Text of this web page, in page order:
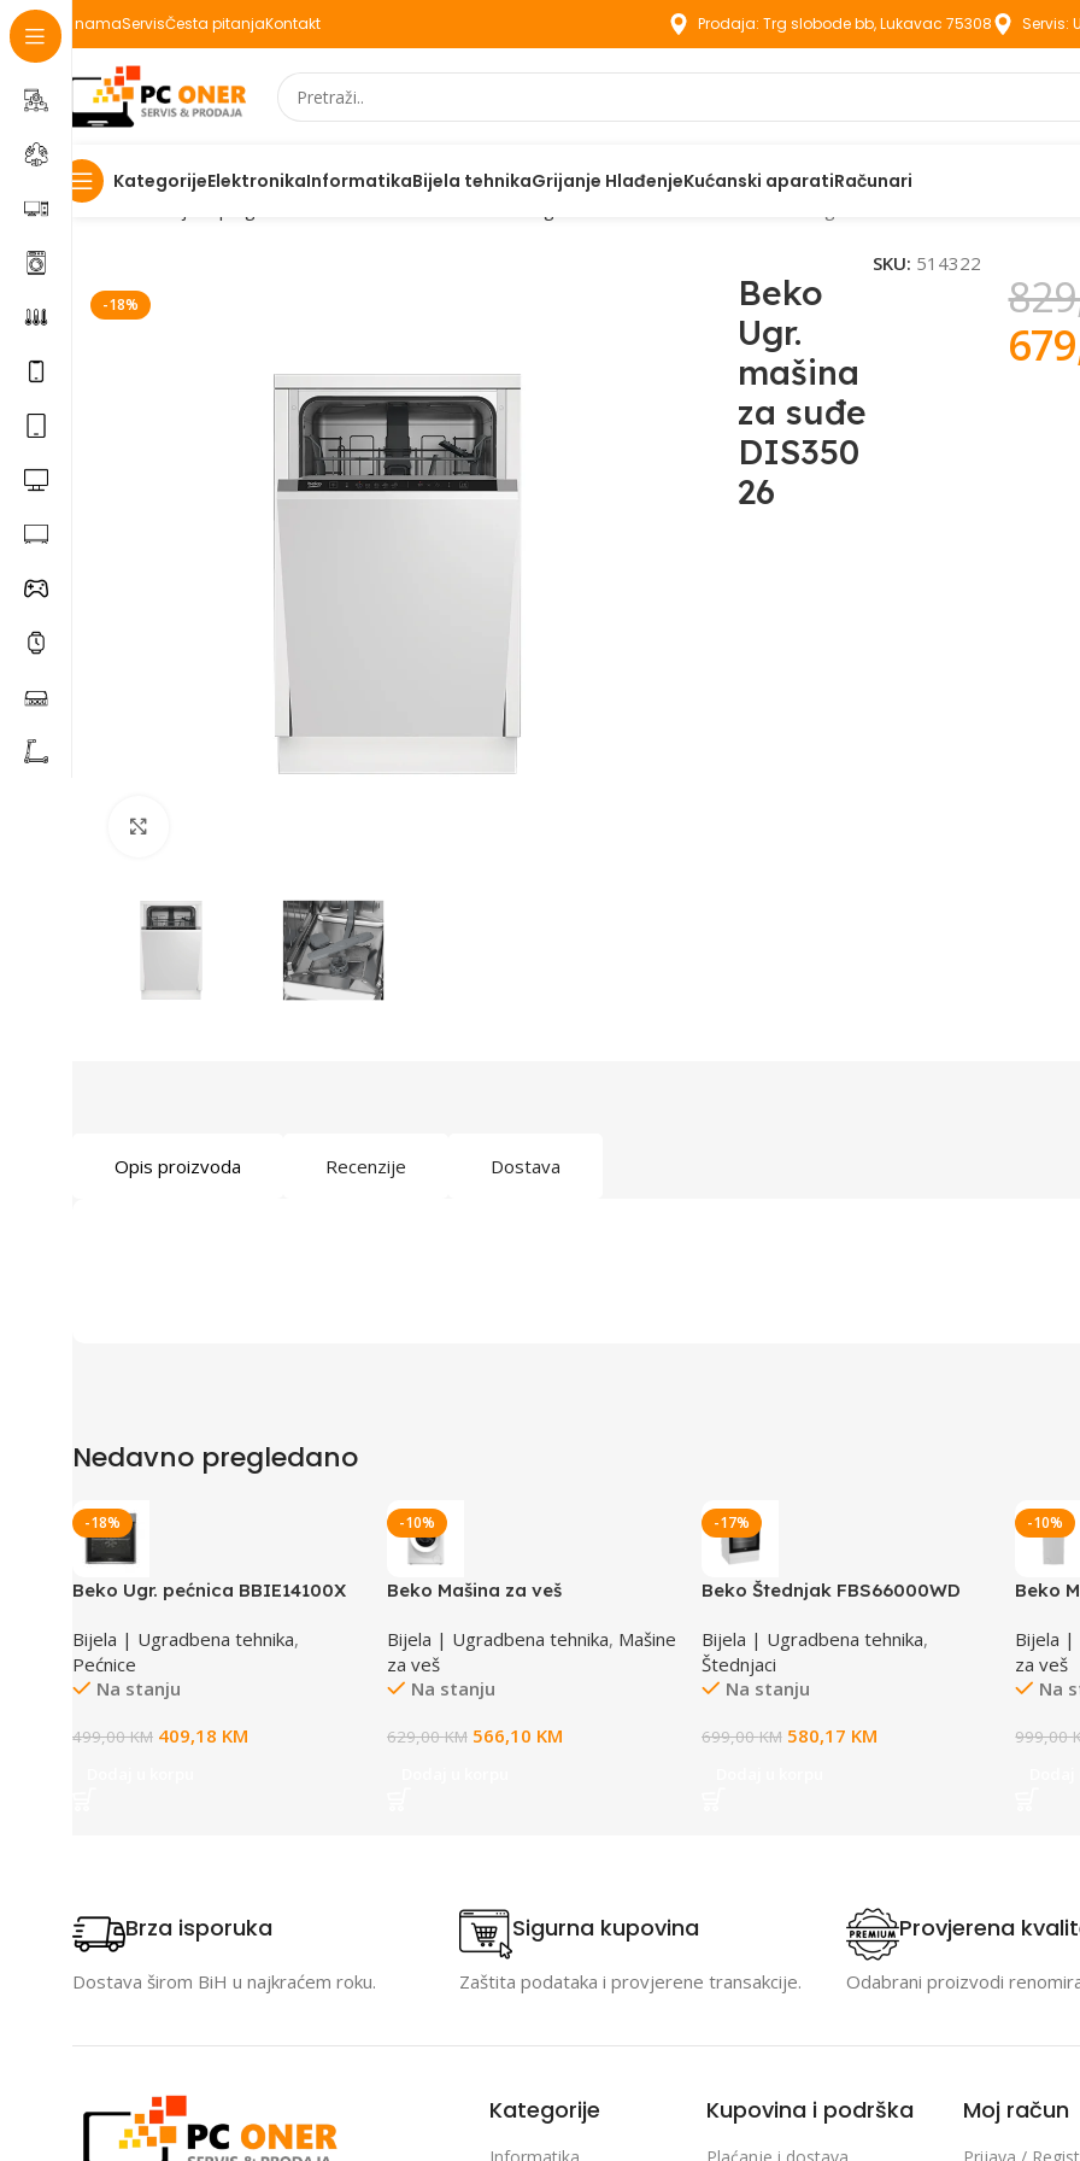
O namaServisČesta pitanjaKontakt Prodaja: Trg slobode bb, Lukavac 75308 Servis:
KategorijeElektronikaInformatikaBijela tehnikaGrijanje HlađenjeKućanski aparatiRačunari
Početna
-18%
Beko
Ugr.
mašina
za suđe
DIS350
26
SKU: 514322
Opis proizvoda Recenzije Dostava
Nedavno pregledano
-18%
Beko Ugr. pećnica BBIE14100X
Bijela | Ugradbena tehnika,
Pećnice
Na stanju
499,00KM 409,18 KM
-10%
Beko Mašina za veš
Bijela | Ugradbena tehnika, Mašine
za veš
Na stanju
629,00KM 566,10 KM
-17%
Beko Štednjak FBS66000WD
Bijela | Ugradbena tehnika,
Štednjaci
Na stanju
699,00KM 580,17 KM
-10%
Beko
Bijela |
za veš
Na
999,00
Brza isporuka
Dostava širom BiH u najkraćem roku.
Sigurna kupovina
Zaštita podataka i provjerene transakcije.
Provjerena
Odabrani proizvodi
Kategorije Kupovina i podrška Moj račun